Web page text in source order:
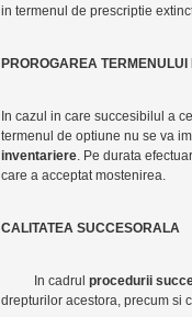
in termenul de prescriptie
PROROGAREA
In cazul in care succesibilul a
termenul de optiune nu se va
inventariere. Pe durata
care a acceptat mostenirea.
CALITATEA SUCCESORALA
In cadrul procedurii
drepturilor acestora, precum si